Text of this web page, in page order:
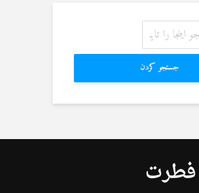
جستجو کردن